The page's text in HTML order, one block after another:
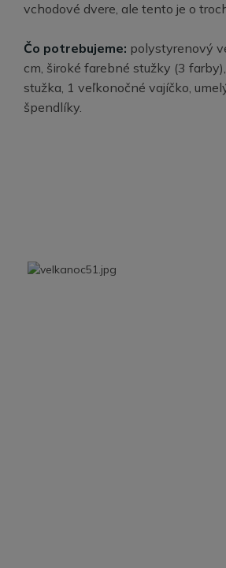
vchodové dvere, ale tento je o
Čo potrebujeme: polystyrenový
cm, široké farebné stužky (3
stužka, 1 veľkonočné vajíčko,
špendlíky.